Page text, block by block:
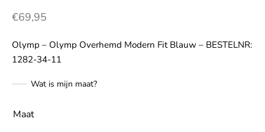
€69,95
Olymp – Olymp Overhemd Modern Fit Blauw – BESTELNR:
1282-34-11
Wat is mijn maat?
Maat
& vesten